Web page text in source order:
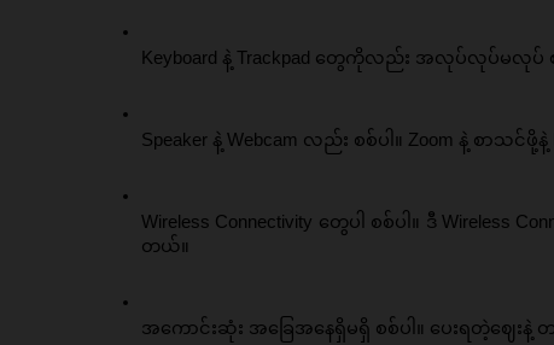
Keyboard နဲ့ Trackpad တွေကိုလည်း အလုပ်လုပ်မလုပ်
Speaker နဲ့ Webcam လည်း စစ်ပါ။ Zoom နဲ့ စာ
Wireless Connectivity တွေပါ စစ်ပါ။ ဒီ Wireless
တယ်။
အကောင်းဆုံး အခြေအနေရှိမရှိ စစ်ပါ။ ပေးရတဲ့ဈေးနဲ့